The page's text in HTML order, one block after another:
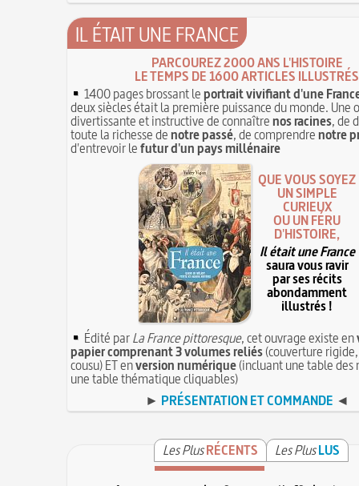
IL ÉTAIT UNE FRANCE
PARCOUREZ 2000 ANS L'HISTOIRE
LE TEMPS DE 1600 ARTICLES ILLUSTRÉS
1400 pages brossant leportrait vivifiant d'une
deux siècles était la première puissance du monde. Une
divertissante et instructive de connaîtrenos racines, de
toute la richesse denotre passé, de comprendrenotre
d'entrevoir lefutur d'un pays millénaire
QUE VOUS SOYEZ
UN SIMPLE
CURIEUX
OU UN FÉRU
D'HISTOIRE,
Il était une France
saura vous ravir
par ses récits
abondamment
illustrés !
Édité parLa France pittoresque, cet ouvrage existe en
papier comprenant 3 volumes reliés(couverture
cousu) ET enversion numérique(incluant une table des
une table thématique cliquables)
► PRÉSENTATION ET COMMANDE ◄
Les PlusRÉCENTS Les PlusLUS